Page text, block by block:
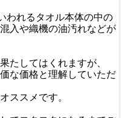
われるタオル本体の中の
入や織機の油汚れなどが
たしてはくれますが、
な価格と理解していただ
ススメです。